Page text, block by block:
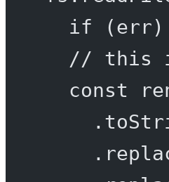
if (err)
// this
const
.
.